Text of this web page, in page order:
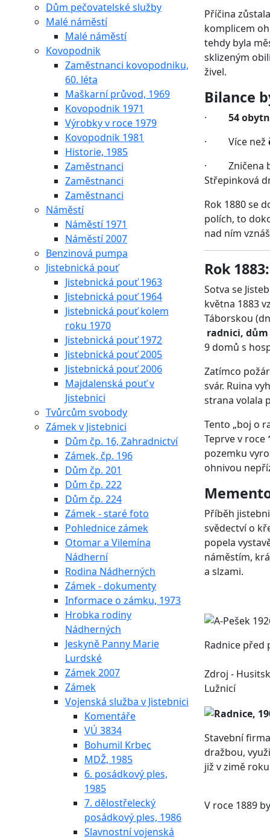
Příčina
komplicem
tehdy byla
sklizeným
živel.
Bilance
· 54
· Více než
· Zničena
Střepinková
Rok 1880 se
polích, to
nad ním
Rok
Sotva se
května 1883
Táborskou
radnici,
9 domů s
Zatímco
svár. Ruina
strana volala
Tento „boj o
Teprve v roce
pozemku
ohnivou
Příběh
svědectví o
popela
náměstím,
a slzami.
Radnice před
Zdroj -
Lužnicí
Stavební
dražbou,
již v zimě
V roce 1889
Dům pečovatelské služby
Malé náměstí
Malé náměstí
Kovopodnik
Zaměstnanci kovopodniku,
60. léta
Maškarní průvod, 1969
Kovopodnik 1971
Výrobky v roce 1979
Kovopodnik 1981
Historie, 1985
Zaměstnanci
Zaměstnanci
Zaměstnanci
Náměstí
Náměstí 1971
Náměstí 2007
Benzinová pumpa
Jistebnická pouť
Jistebnická pouť 1963
Jistebnická pouť 1964
Jistebnická pouť kolem
roku 1970
Jistebnická pouť 1972
Jistebnická pouť 2005
Jistebnická pouť 2006
Majdalenská pouť v
Jistebnici
Tvůrcům svobody
Zámek v Jistebnici
Dům čp. 16, Zahradnictví
Zámek, čp. 196
Dům čp. 201
Dům čp. 222
Dům čp. 224
Zámek - staré foto
Pohlednice zámek
Otomar a Vilemína
Nádherní
Rodina Nádherných
Zámek - dokumenty
Informace o zámku, 1973
Hrobka rodiny
Nádherných
Jeskyně Panny Marie
Lurdské
Zámek 2007
Zámek
Vojenská služba v Jistebnici
Komentáře
VÚ 3834
Bohumil Krbec
MDŽ, 1985
6. posádkový ples,
1985
7. dělostřelecký
posádkový ples, 1986
Slavnostní vojenská